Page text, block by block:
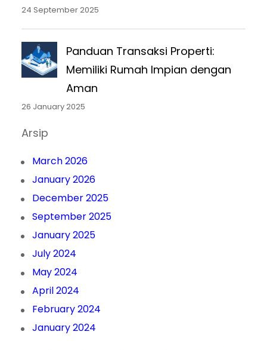
24 September 2025
Panduan Transaksi Properti:
Memiliki Rumah Impian dengan
Aman
26 January 2025
Arsip
March 2026
January 2026
December 2025
September 2025
January 2025
July 2024
May 2024
April 2024
February 2024
January 2024